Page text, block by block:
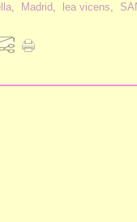
, Madrid, lea vicens,